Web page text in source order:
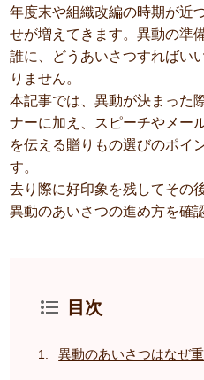
年度末や組織改編の時期が近
せが増えてきます。異動の準
誰に、どうあいさつすればい
りません。
本記事では、異動が決まった
ナーに加え、スピーチやメー
を伝える贈りもの選びのポイ
す。
去り際に好印象を残してその
異動のあいさつの進め方を確
目次
異動のあいさつはなぜ重